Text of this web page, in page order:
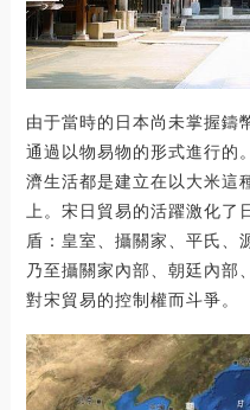
由于當時的日本尚未掌握鑄
通過以物易物的形式進行的
濟生活都是建立在以大米這
上。宋日貿易的活躍激化
盾：皇室、攝關家、平氏、
乃至攝關家內部、朝廷內部
對宋貿易的控制權而斗爭。